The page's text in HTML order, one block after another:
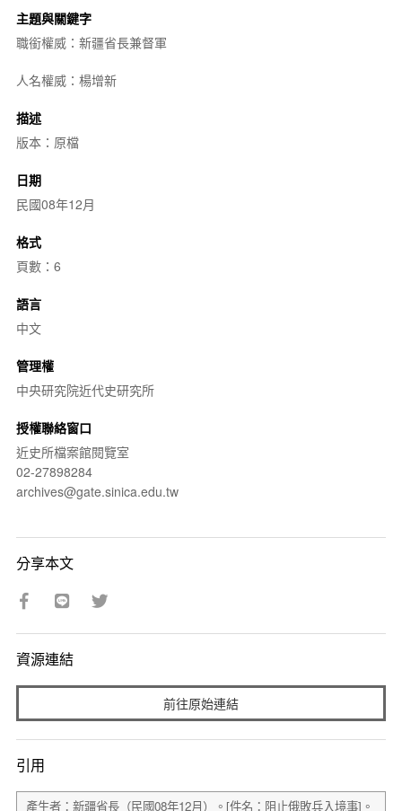
主題與關鍵字
職銜權威：新疆省長兼督軍
人名權威：楊增新
描述
版本：原檔
日期
民國08年12月
格式
頁數：6
語言
中文
管理權
中央研究院近代史研究所
授權聯絡窗口
近史所檔案館閱覽室
02-27898284
archives@gate.sinica.edu.tw
分享本文
資源連結
前往原始連結
引用